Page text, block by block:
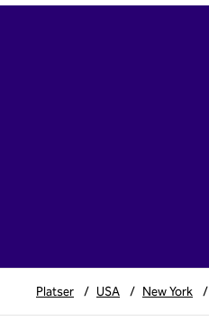
Platser / USA / New York /